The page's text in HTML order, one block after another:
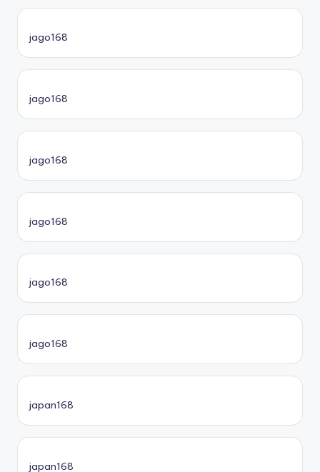
jago168
jago168
jago168
jago168
jago168
jago168
japan168
japan168